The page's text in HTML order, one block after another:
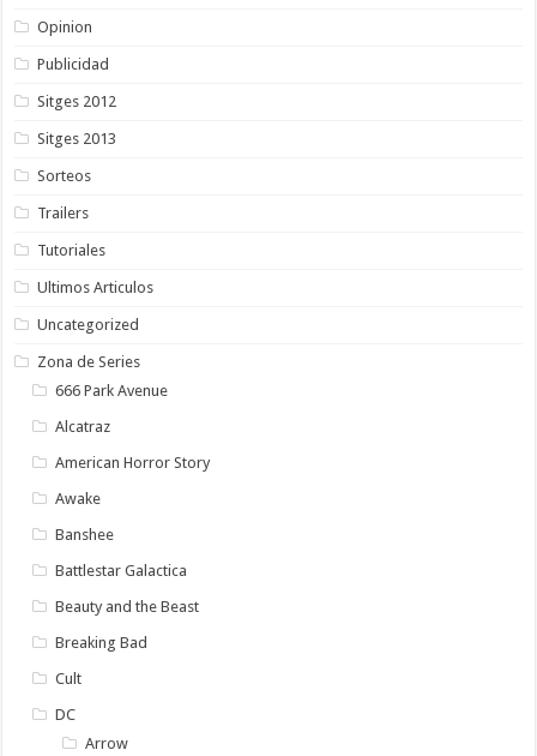
Opinion
Publicidad
Sitges 2012
Sitges 2013
Sorteos
Trailers
Tutoriales
Ultimos Articulos
Uncategorized
Zona de Series
666 Park Avenue
Alcatraz
American Horror Story
Awake
Banshee
Battlestar Galactica
Beauty and the Beast
Breaking Bad
Cult
DC
Arrow